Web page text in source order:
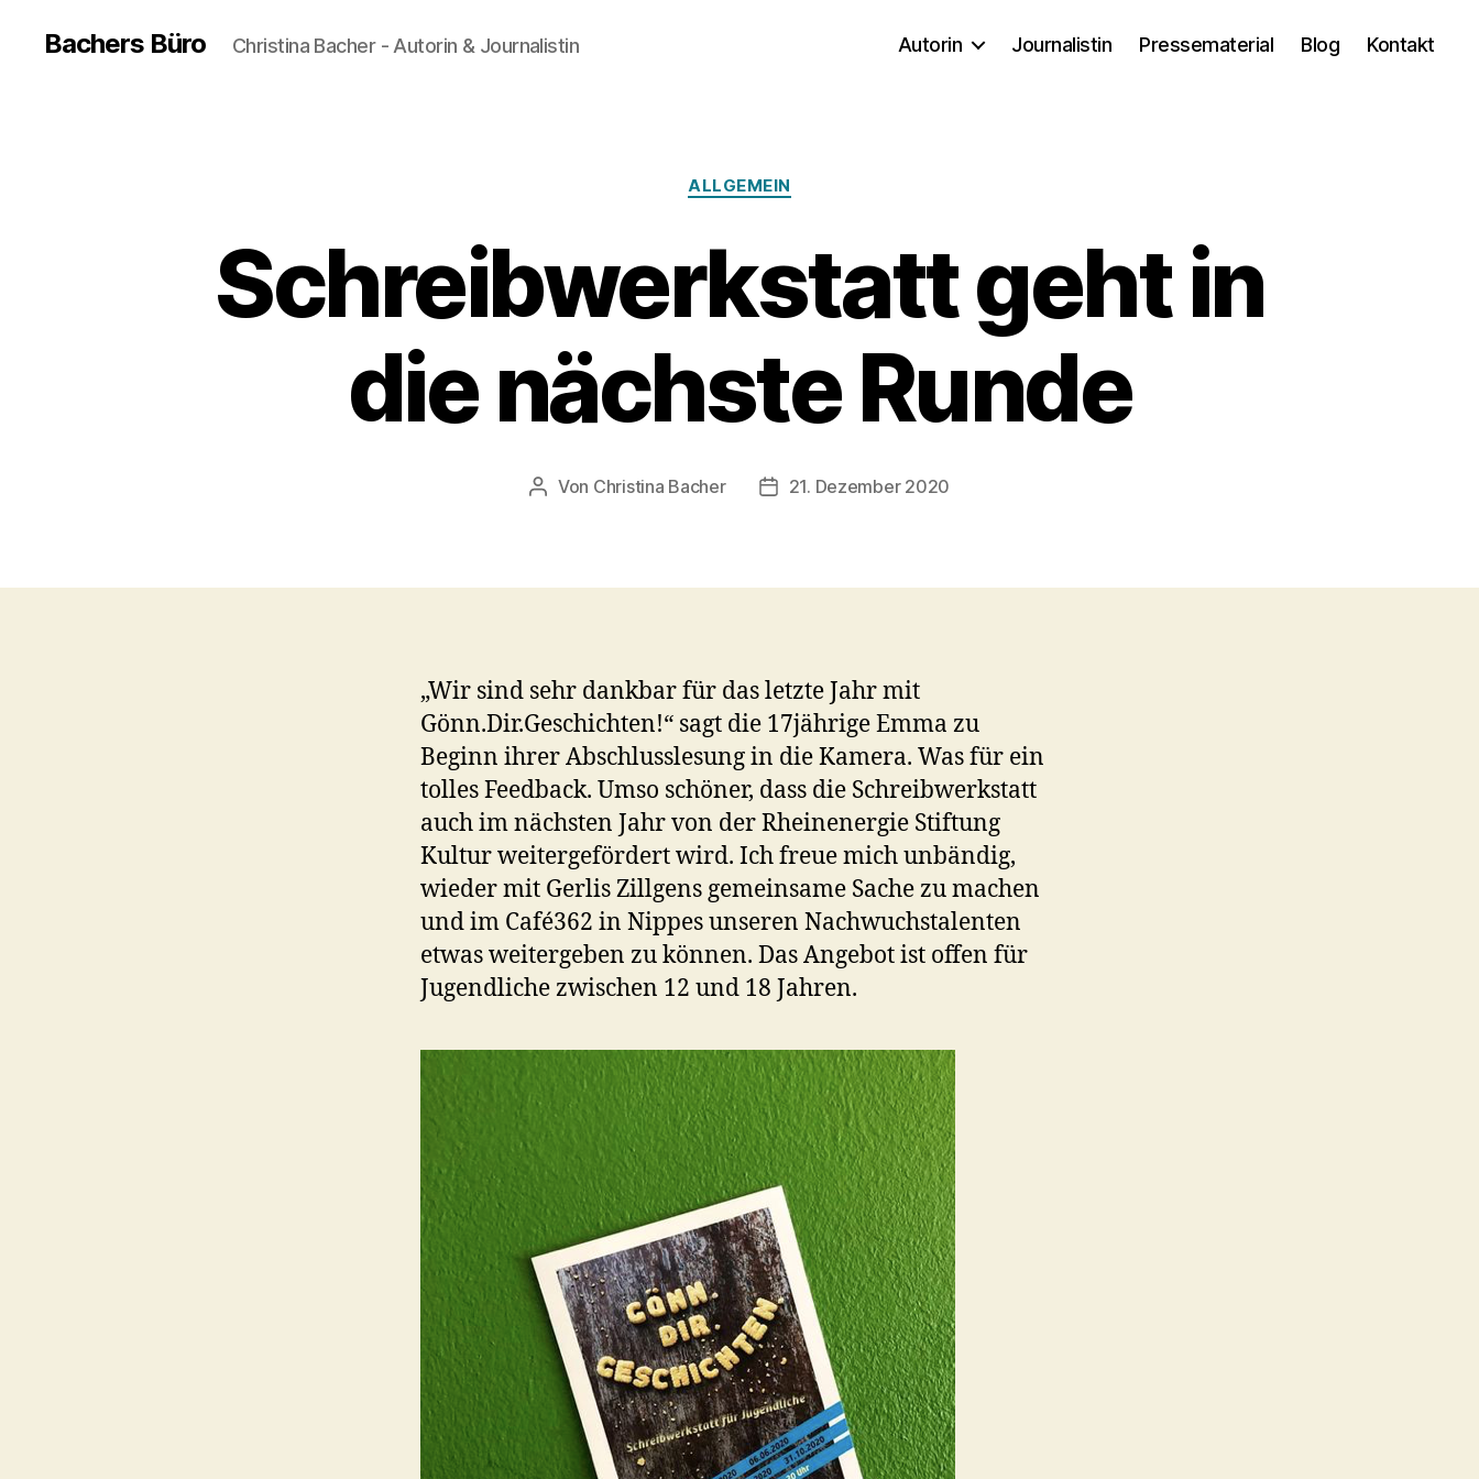
Bachers Büro Christina Bacher - Autorin & Journalistin Autorin Journalistin Pressematerial Blog Kontakt
Kategorien
ALLGEMEIN
Schreibwerkstatt geht in
die nächste Runde
Beitragsautor
Von Christina Bacher Veröffentlichungsdatum
21. Dezember 2020
„Wir sind sehr dankbar für das letzte Jahr mit
Gönn.Dir.Geschichten!“ sagt die 17jährige Emma zu
Beginn ihrer Abschlusslesung in die Kamera. Was für ein
tolles Feedback. Umso schöner, dass die Schreibwerkstatt
auch im nächsten Jahr von der Rheinenergie Stiftung
Kultur weitergefördert wird. Ich freue mich unbändig,
wieder mit Gerlis Zillgens gemeinsame Sache zu machen
und im Café362 in Nippes unseren Nachwuchstalenten
etwas weitergeben zu können. Das Angebot ist offen für
Jugendliche zwischen 12 und 18 Jahren.